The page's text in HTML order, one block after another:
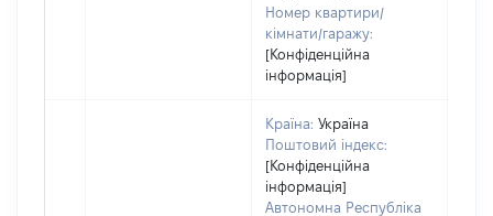
Номер квартири/
кімнати/гаражу:
[Конфіденційна
інформація]
Країна: Україна
Поштовий індекс:
[Конфіденційна
інформація]
Автономна Республіка